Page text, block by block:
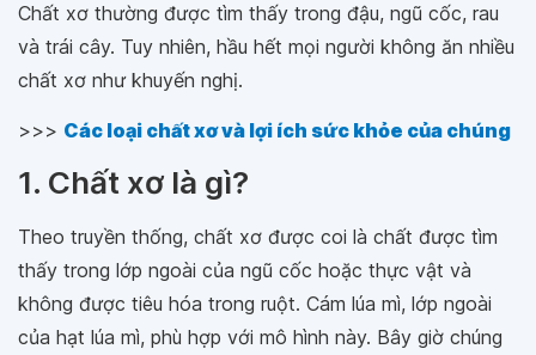
Chất xơ thường được tìm thấy trong đậu, ngũ cốc, rau
và trái cây. Tuy nhiên, hầu hết mọi người không ăn nhiều
chất xơ như khuyến nghị.
>>> Các loại chất xơ và lợi ích sức khỏe của chúng
1. Chất xơ là gì?
Theo truyền thống, chất xơ được coi là chất được tìm
thấy trong lớp ngoài của ngũ cốc hoặc thực vật và
không được tiêu hóa trong ruột. Cám lúa mì, lớp ngoài
của hạt lúa mì, phù hợp với mô hình này. Bây giờ chúng